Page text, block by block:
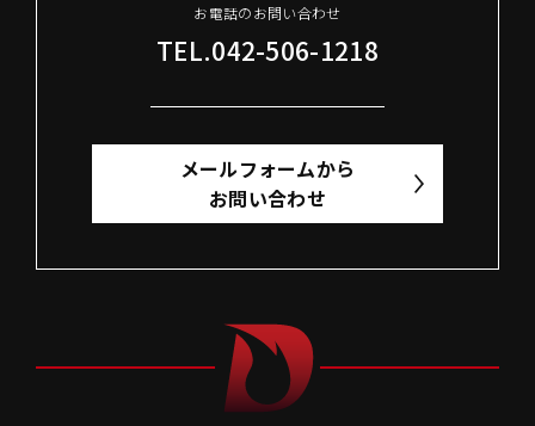
お電話のお問い合わせ
TEL.042-506-1218
メールフォームから
お問い合わせ